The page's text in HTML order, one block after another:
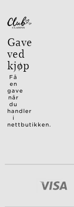
Gave
ved
kjøp
Få
en
gave
når
du
handler
i
nettbutikken.